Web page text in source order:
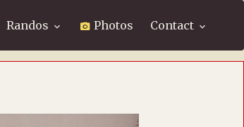
Randos Photos Contact